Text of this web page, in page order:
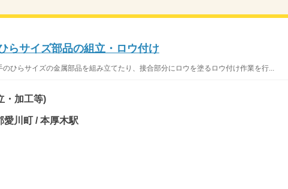
らサイズ部品の組立・ロウ付け
ひらサイズの金属部品を組み立てたり、接合部分にロウを塗るロウ付け作業を行...
・加工等)
愛川町 / 本厚木駅